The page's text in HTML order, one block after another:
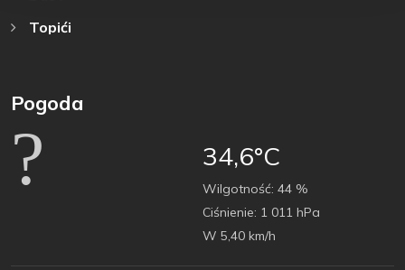
Topići
Pogoda
34,6°C
Wilgotność: 44 %
Ciśnienie: 1 011 hPa
W 5,40 km/h